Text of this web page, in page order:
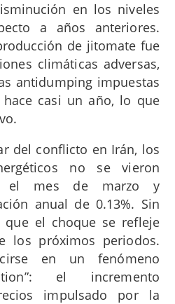
en los niveles
a años anteriores.
de jitomate fue
climáticas adversas,
antidumping impuestas
casi un año, lo que
del conflicto en Irán, los
no se vieron
el mes de marzo y
anual de 0.13%. Sin
que el choque se refleje
los próximos periodos.
en un fenómeno
el incremento
impulsado por la